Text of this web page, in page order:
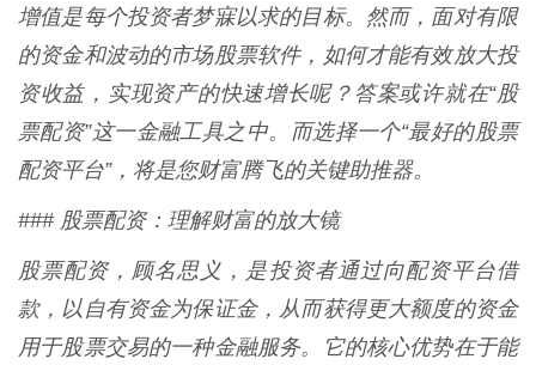
增值是每个投资者梦寐以求的目标。然而，面对有限
的资金和波动的市场股票软件，如何才能有效放大投
资收益，实现资产的快速增长呢？答案或许就在“股
票配资”这一金融工具之中。而选择一个“最好的股票
配资平台”，将是您财富腾飞的关键助推器。
### 股票配资：理解财富的放大镜
股票配资，顾名思义，是投资者通过向配资平台借
款，以自有资金为保证金，从而获得更大额度的资金
用于股票交易的一种金融服务。它的核心优势在于能